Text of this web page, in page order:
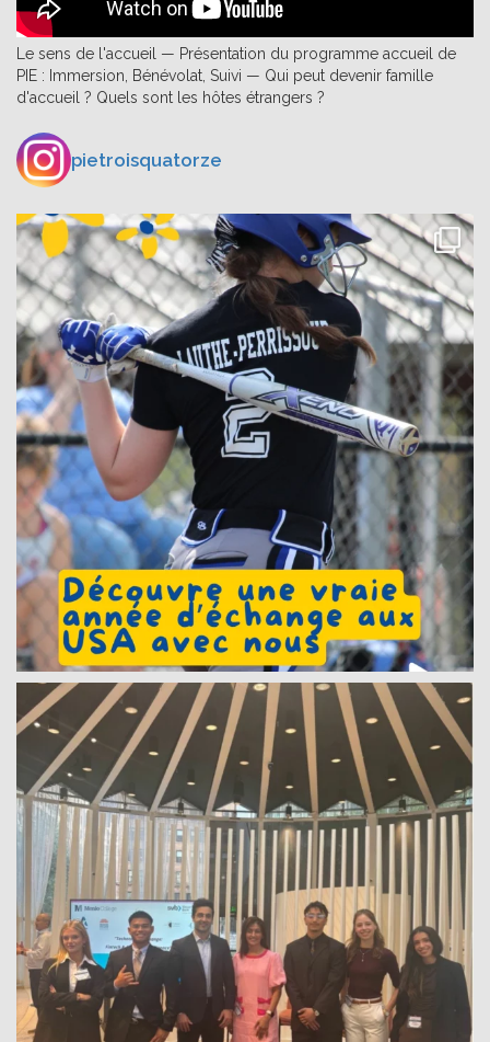
Le sens de l'accueil — Présentation du programme accueil de
PIE : Immersion, Bénévolat, Suivi — Qui peut devenir famille
d'accueil ? Quels sont les hôtes étrangers ?
pietroisquatorze